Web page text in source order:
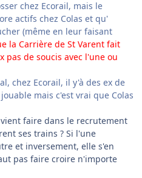
chez Ecorail, mais le
actifs chez Colas et qu'
(même en leur faisant
la Carrière de St Varent fait
pas de soucis avec l'une ou
chez Ecorail, il y'à des ex de
mais c'est vrai que Colas
faire dans le recrutement
ses trains ? Si l'une
et inversement, elle s'en
pas faire croire n'importe